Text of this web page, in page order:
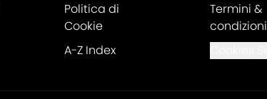
Politica di
Cookie
Termini &
condizioni
A-Z Index